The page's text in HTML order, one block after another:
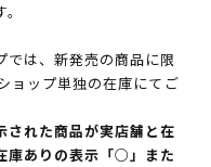
では、新発売の商品に限
ョップ単独の在庫にてご
れた商品が実店舗と在
庫ありの表示「○」また